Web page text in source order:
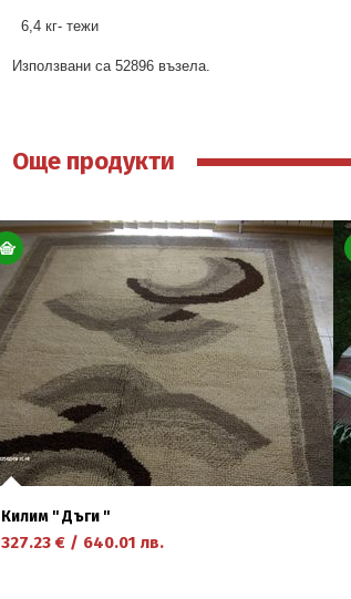
6,4 кг- тежи
Използвани са 52896 възела.
Още продукти
Килим '' Дъги ''
327.23 € / 640.01 лв.